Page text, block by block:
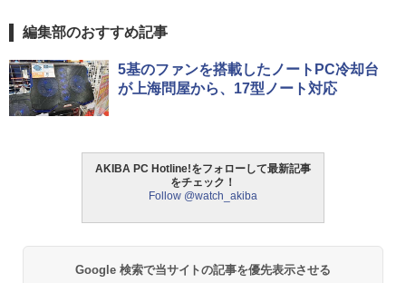
編集部のおすすめ記事
5基のファンを搭載したノートPC冷却台
が上海問屋から、17型ノート対応
AKIBA PC Hotline!をフォローして最新記事
をチェック！
Follow @watch_akiba
Google 検索で当サイトの記事を優先表示させる